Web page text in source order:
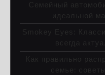
Семейный
идеальной
Smokey Eyes:
всегда
Как правильно
семье: